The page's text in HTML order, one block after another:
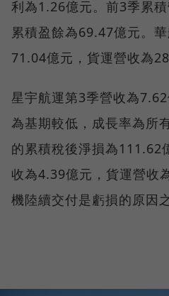
利為1.26億元。前3季累
累積盈餘為69.47億元。
71.04億元，貨運營收為
星宇航運第3季營收為
為基期較低，成長率為所
的累積稅後淨損為111.62
收為4.39億元，貨運營收
機陸續交付是虧損的原因之